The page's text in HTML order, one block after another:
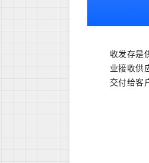
收发存是
业接收供
交付给客